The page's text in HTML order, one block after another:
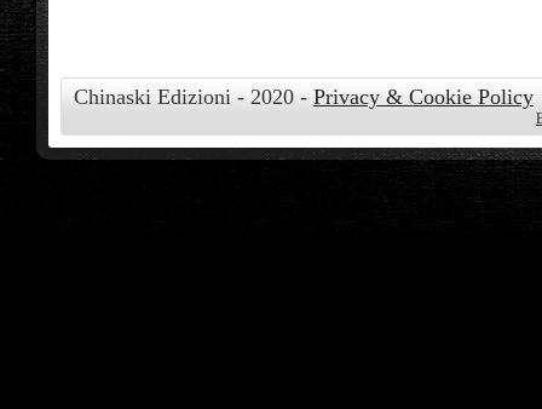
Chinaski Edizioni - 2020 - Privacy & Cookie Policy